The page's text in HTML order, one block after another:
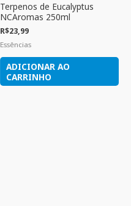
Terpenos de Eucalyptus
NCAromas 250ml
R$23,99
Essências
ADICIONAR AO
CARRINHO